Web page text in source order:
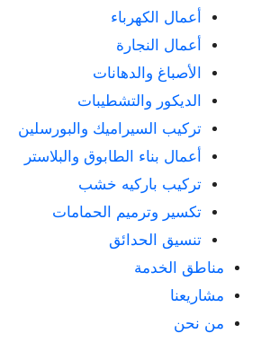
أعمال الكهرباء
أعمال النجارة
الأصباغ والدهانات
الديكور والتشطيبات
تركيب السيراميك والبورسلين
أعمال بناء الطابوق والبلاستر
تركيب باركيه خشب
تكسير وترميم الحمامات
تنسيق الحدائق
مناطق الخدمة
مشاريعنا
من نحن